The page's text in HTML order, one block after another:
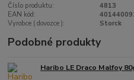
Číslo produktu:
4813
EAN kód:
Vyrobce ( dovozce ):
Storck
Podobné produkty
Haribo LE Draco Malfoy